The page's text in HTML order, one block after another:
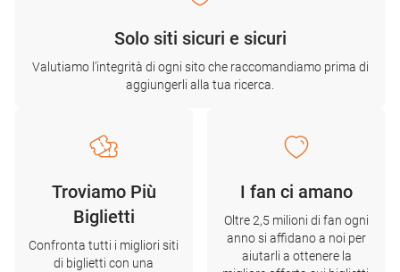
Solo siti sicuri e sicuri
Valutiamo l'integrità di ogni sito che raccomandiamo prima di
aggiungerli alla tua ricerca.
Troviamo Più
Biglietti
Confronta tutti i migliori siti
di biglietti con una
I fan ci amano
Oltre 2,5 milioni di fan ogni
anno si affidano a noi per
aiutarli a ottenere la